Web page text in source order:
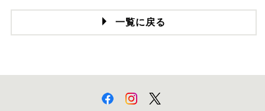
一覧に戻る